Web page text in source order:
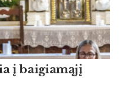
į baigiamąjį